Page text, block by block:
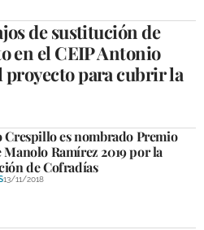
de sustitución de
en el CEIP Antonio
proyecto para cubrir la
es nombrado Premio
Manolo Ramírez 2019 por la
de Cofradías
13/11/2018